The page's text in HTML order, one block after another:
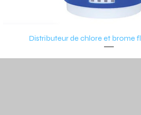
Distributeur de chlore et brome